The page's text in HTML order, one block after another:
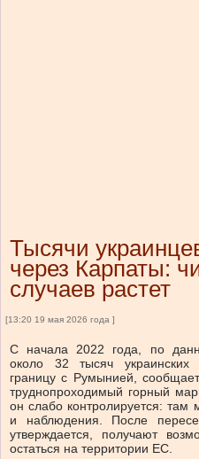
Тысячи
через Карпаты:
случаев растет
[13:20 19 мая 2026 года ]
С начала 2022 года, по
около 32 тысяч украинских
границу с Румынией,
труднопроходимый горный
он слабо контролируется: там
и наблюдения. После
утверждается, получают
остаться на территории ЕС.